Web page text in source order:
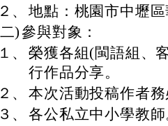
２、 地點：桃園市中壢區
)參與對象：
１、 榮獲各組(閩語組、
行作品分享。
２、 本次活動投稿作者務
３、 各公私立中小學教師